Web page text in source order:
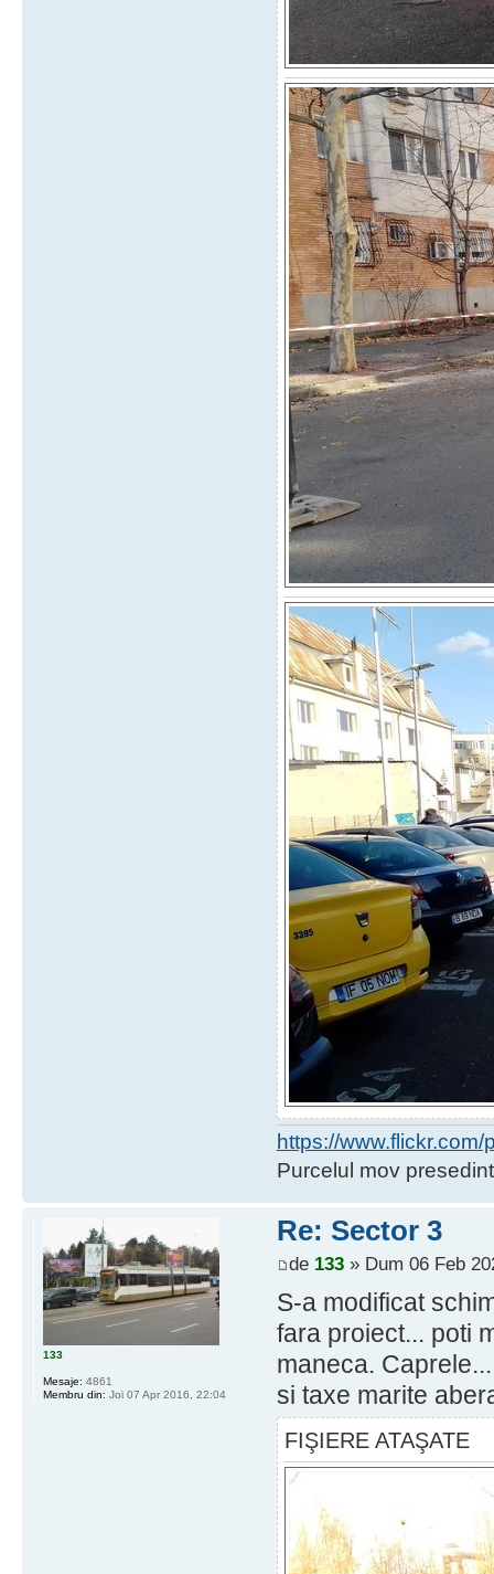
https://
Purcelul mov
Re: Sector 3
de 133» Dum 06 Feb
S-a modificat
fara proiect... poti
maneca.
si taxe marite
FIŞIERE ATAŞATE
133
Mesaje: 4861
Membru din: Joi 07 Apr 2016, 22:04